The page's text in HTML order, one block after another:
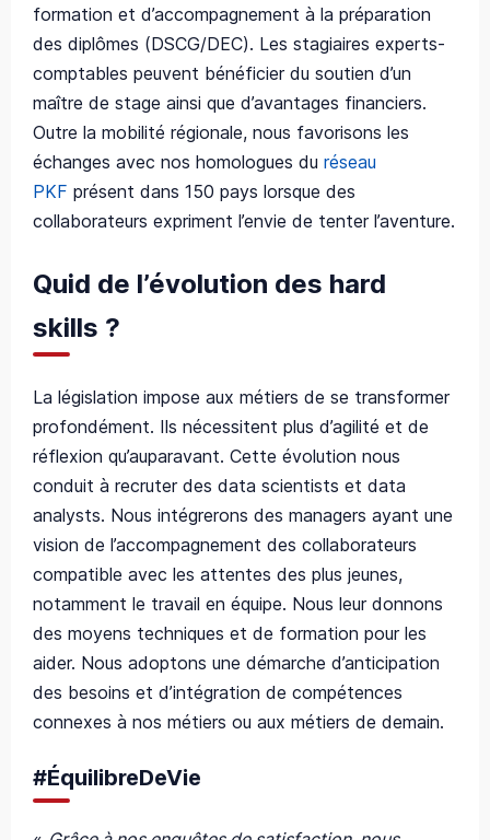
formation et d’accompagnement à la préparation
des diplômes (DSCG/DEC). Les stagiaires experts-
comptables peuvent bénéficier du soutien d’un
maître de stage ainsi que d’avantages financiers.
Outre la mobilité régionale, nous favorisons les
échanges avec nos homologues du réseau
PKF présent dans 150 pays lorsque des
collaborateurs expriment l’envie de tenter l’aventure.
Quid de l’évolution des hard
skills ?
La législation impose aux métiers de se transformer
profondément. Ils nécessitent plus d’agilité et de
réflexion qu’auparavant. Cette évolution nous
conduit à recruter des data scientists et data
analysts. Nous intégrerons des managers ayant une
vision de l’accompagnement des collaborateurs
compatible avec les attentes des plus jeunes,
notamment le travail en équipe. Nous leur donnons
des moyens techniques et de formation pour les
aider. Nous adoptons une démarche d’anticipation
des besoins et d’intégration de compétences
connexes à nos métiers ou aux métiers de demain.
#ÉquilibreDeVie